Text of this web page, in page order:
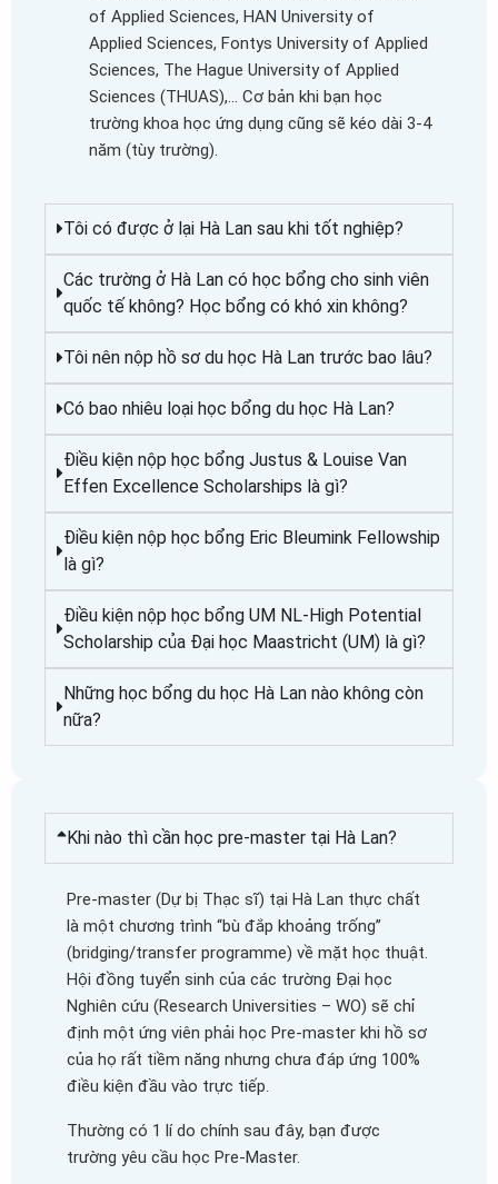
of Applied Sciences, HAN University of
Applied Sciences, Fontys University of Applied
Sciences, The Hague University of Applied
Sciences (THUAS),… Cơ bản khi bạn học
trường khoa học ứng dụng cũng sẽ kéo dài 3-4
năm (tùy trường).
Tôi có được ở lại Hà Lan sau khi tốt nghiệp?
Các trường ở Hà Lan có học bổng cho sinh viên
quốc tế không? Học bổng có khó xin không?
Tôi nên nộp hồ sơ du học Hà Lan trước bao lâu?
Có bao nhiêu loại học bổng du học Hà Lan?
Điều kiện nộp học bổng Justus & Louise Van
Effen Excellence Scholarships là gì?
Điều kiện nộp học bổng Eric Bleumink Fellowship
là gì?
Điều kiện nộp học bổng UM NL-High Potential
Scholarship của Đại học Maastricht (UM) là gì?
Những học bổng du học Hà Lan nào không còn
nữa?
Khi nào thì cần học pre-master tại Hà Lan?
Pre-master (Dự bị Thạc sĩ) tại Hà Lan thực chất
là một chương trình “bù đắp khoảng trống”
(bridging/transfer programme) về mặt học thuật.
Hội đồng tuyển sinh của các trường Đại học
Nghiên cứu (Research Universities – WO) sẽ chỉ
định một ứng viên phải học Pre-master khi hồ sơ
của họ rất tiềm năng nhưng chưa đáp ứng 100%
điều kiện đầu vào trực tiếp.
Thường có 1 lí do chính sau đây, bạn được
trường yêu cầu học Pre-Master.